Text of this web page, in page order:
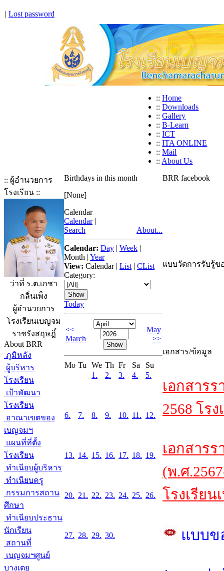
| Lost password
:: Home
:: Downloads
:: Gallery
:: B-Learn
:: ICT
:: ITA ONLINE
:: Mail
:: About Us
:: ผู้อำนวยการ
โรงเรียน ::
ว่าที่ ร.ต.เกชา
กลิ่นเพ็ง
ผู้อำนวยการ
โรงเรียนเบญจม
ราชรังสฤษฎิ์
About BRR
ภูมิหลัง
ผู้บริหาร
โรงเรียน
เป้าพัฒนา
โรงเรียน
อาณาเขตของ
เบญจมฯ
แผนที่ที่ตั้ง
โรงเรียน
ทำเนียบผู้บริหาร
ทำเนียบครู
กรรมการสถาน
ศึกษา
ทำเนียบประธาน
นักเรียน
สถานที่
เบญจมฯศูนย์
บางเตย
Birthdays in this month
[None]
Calendar
Calendar |
Search
About...
Calendar: Day | Week |
Month | Year
View: Calendar| List | CList
Category:
Today
<<
March
May
>>
Mo Tu We Th Fr Sa
Su
1.
2. 3. 4. 5.
6. 7. 8. 9. 10. 11. 12.
13. 14. 15. 16. 17. 18. 19.
20. 21. 22. 23. 24. 25. 26.
27. 28. 29. 30.
BRR facebook
แบบวัดการรับรู้ข
เอกสาร/ข้อมูล
เอกสาร
2568 โร
เอกสาร
(พ.ศ
โรงเรีย
แบบข